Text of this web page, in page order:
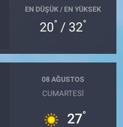
EN DÜŞÜK / EN YÜKSEK
20° / 32°
08 AĞUSTOS
CUMARTESI
27°